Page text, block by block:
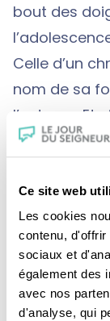
Ce site web
Les cookies
contenu,
sociaux et
également des
avec nos
d'analyse, qui
bout des
Celle d’un
nom de sa
l’entoure. Et
et de ces
servir, et
l’intérieur. Il
Rocher,
Être artisan